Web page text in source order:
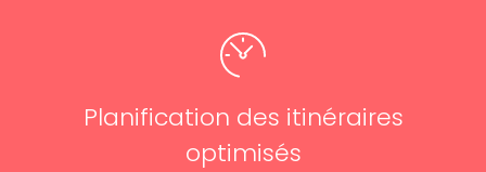
Planification des itinéraires
optimisés